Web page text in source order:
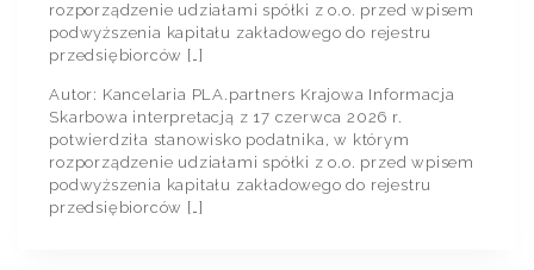
rozporządzenie udziałami spółki z o.o. przed wpisem
podwyższenia kapitału zakładowego do rejestru
przedsiębiorców […]
Autor: Kancelaria PLA.partners Krajowa Informacja
Skarbowa interpretacją z 17 czerwca 2026 r.
potwierdziła stanowisko podatnika, w którym
rozporządzenie udziałami spółki z o.o. przed wpisem
podwyższenia kapitału zakładowego do rejestru
przedsiębiorców […]